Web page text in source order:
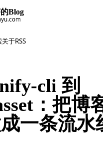
Blog
关于RSS
cli 到
：把博
一条流水